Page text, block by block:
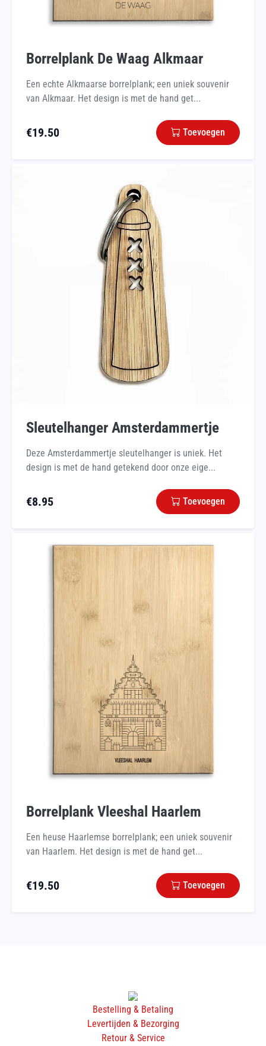
Borrelplank De Waag Alkmaar
Een echte Alkmaarse borrelplank; een uniek souvenir
van Alkmaar. Het design is met de hand get...
€19.50 Toevoegen
Sleutelhanger Amsterdammertje
Deze Amsterdammertje sleutelhanger is uniek. Het
design is met de hand getekend door onze eige...
€8.95 Toevoegen
Borrelplank Vleeshal Haarlem
Een heuse Haarlemse borrelplank; een uniek souvenir
van Haarlem. Het design is met de hand get...
€19.50 Toevoegen
Bestelling & Betaling
Levertijden & Bezorging
Retour & Service